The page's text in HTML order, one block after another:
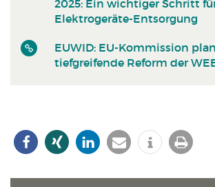
2025: Ein wichtiger Schritt
Elektrogeräte-Entsorgung
EUWID: EU-Kommission
tiefgreifende Reform der